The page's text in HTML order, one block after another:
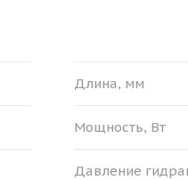
Длина, мм
Мощность, Вт
Давление